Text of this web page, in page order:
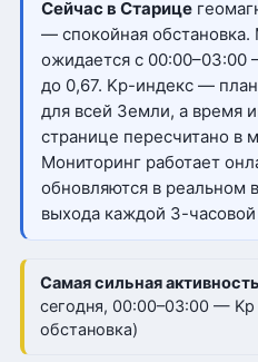
Сейчас в Старице
— спокойная
ожидается с
до 0,67. Kp-индекс —
для всей Земли, а время
странице пересчитано в
Мониторинг работает
обновляются в реальном
выхода каждой 3-часовой
Самая сильная
сегодня, 00:00–03:00 —
обстановка)